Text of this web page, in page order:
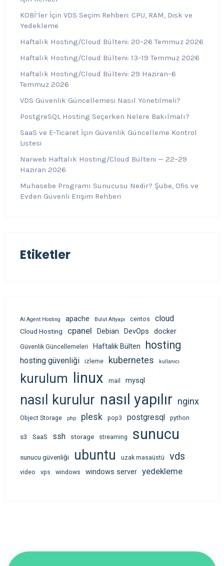
KOBİ’ler İçin VDS Seçim Rehberi: CPU, RAM, Disk ve
Yedekleme
Haftalık Hosting/Cloud Bülteni: 20–26 Temmuz 2026
Haftalık Hosting/Cloud Bülteni: 13–19 Temmuz 2026
Haftalık Hosting/Cloud Bülteni: 29 Haziran–6
Temmuz 2026
VDS Güvenlik Güncellemesi Nasıl Yönetilmeli?
PostgreSQL Hosting Seçerken Nelere Bakılmalı?
SaaS ve E-Ticaret İçin Güvenlik Güncelleme Kontrol
Listesi
Narweb Haftalık Hosting/Cloud Bülteni — 22–29
Haziran 2026
Muhasebe Programı Sunucusu Nedir? Şube, Ofis ve
Evden Güvenli Erişim Rehberi
Etiketler
AI Agent Hosting apache Bulut Altyapı centos cloud
Cloud Hosting cpanel Debian DevOps docker
Güvenlik Güncellemeleri Haftalık Bülten hosting
hosting güvenliği izleme kubernetes kullanıcı
kurulum linux mail mysql
nasıl kurulur nasıl yapılır nginx
Object Storage php plesk pop3 postgresql python
s3 SaaS ssh storage streaming sunucu
sunucu güvenliği ubuntu uzak masaüstü vds
video vps windows windows server yedekleme